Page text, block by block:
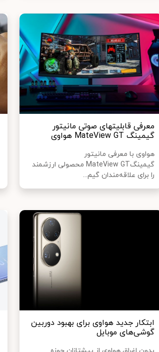
معرفی قابلیتهای صوتی مانیتور
گیمینگ MateView GT هواوی
هواوی با معرفی مانیتور
گیمینگMateView GT محصولی ارزشمند
را برای علاقه‌مندان گیم...
ابتکار جدید هواوی برای بهبود دوربین
گوشی‌های موبایل